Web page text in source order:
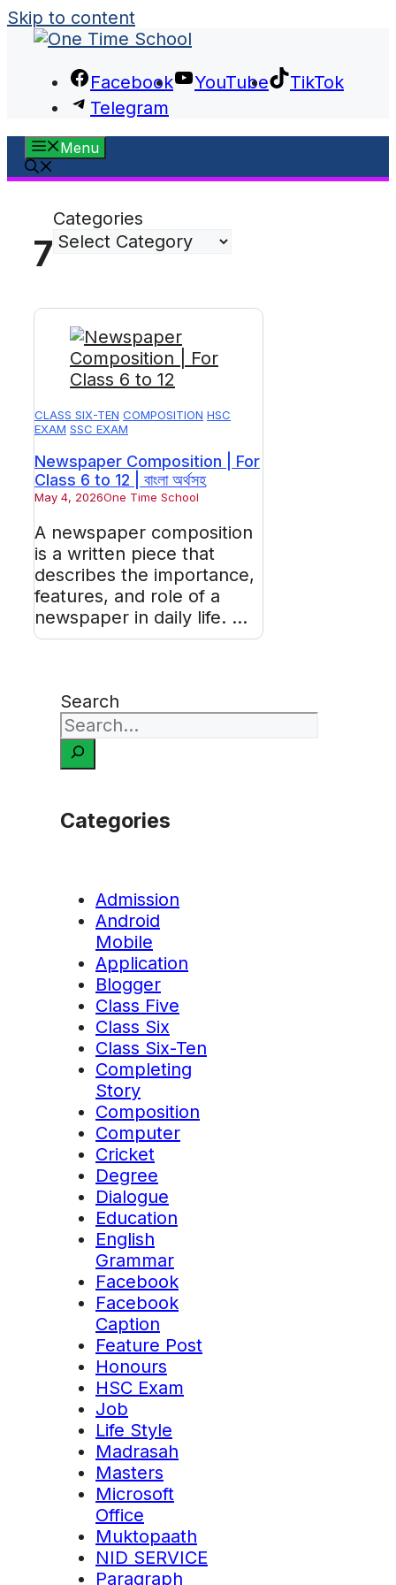
Skip to content
Facebook YouTube
TikTok
Telegram
Menu
7
Categories
CLASS SIX-TEN COMPOSITION HSC
EXAM SSC EXAM
Newspaper Composition | For
Class 6 to 12 | বাংলা অর্থসহ
May 4, 2026One Time School
A newspaper composition
is a written piece that
describes the importance,
features, and role of a
newspaper in daily life. ...
Search
Categories
Admission
Android
Mobile
Application
Blogger
Class Five
Class Six
Class Six-Ten
Completing
Story
Composition
Computer
Cricket
Degree
Dialogue
Education
English
Grammar
Facebook
Facebook
Caption
Feature Post
Honours
HSC Exam
Job
Life Style
Madrasah
Masters
Microsoft
Office
Muktopaath
NID SERVICE
Paragraph